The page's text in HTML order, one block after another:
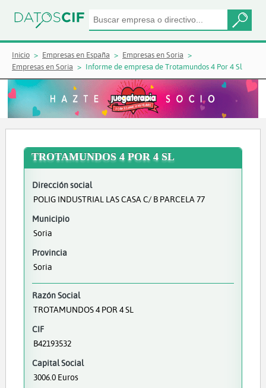
Inicio Empresas en España
Empresas en Soria
Empresas en Soria
Informe de empresa de Trotamundos 4 Por 4 Sl
TROTAMUNDOS 4 POR 4 SL
Dirección social
POLIG INDUSTRIAL LAS CASA C/ B PARCELA 77
Municipio
Soria
Provincia
Soria
Razón Social
TROTAMUNDOS 4 POR 4 SL
CIF
B42193532
Capital Social
3006.0 Euros